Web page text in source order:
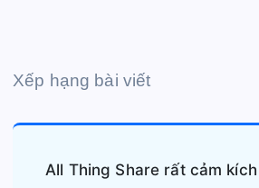
Xếp hạng bài viết
All Thing Share rất cảm